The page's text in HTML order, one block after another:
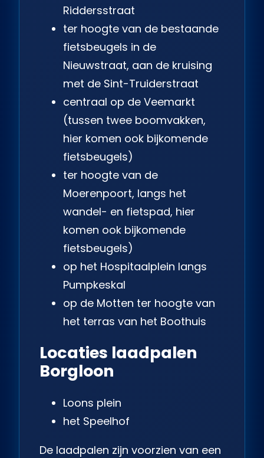
Riddersstraat
ter hoogte van de bestaande
fietsbeugels in de
Nieuwstraat, aan de kruising
met de Sint-Truiderstraat
centraal op de Veemarkt
(tussen twee boomvakken,
hier komen ook bijkomende
fietsbeugels)
ter hoogte van de
Moerenpoort, langs het
wandel- en fietspad, hier
komen ook bijkomende
fietsbeugels)
op het Hospitaalplein langs
Pumpkeskal
op de Motten ter hoogte van
het terras van het Boothuis
Locaties laadpalen
Borgloon
Loons plein
het Speelhof
De laadpalen zijn voorzien van een